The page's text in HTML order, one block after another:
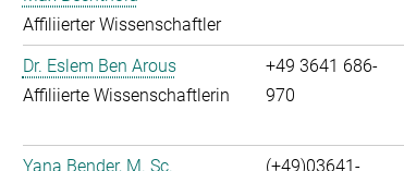
Affiliierter Wissenschaftler
Dr. Eslem Ben Arous
Affiliierte Wissenschaftlerin
+49 3641 686-
970
Yana Bender, M. Sc.
(+49)03641-